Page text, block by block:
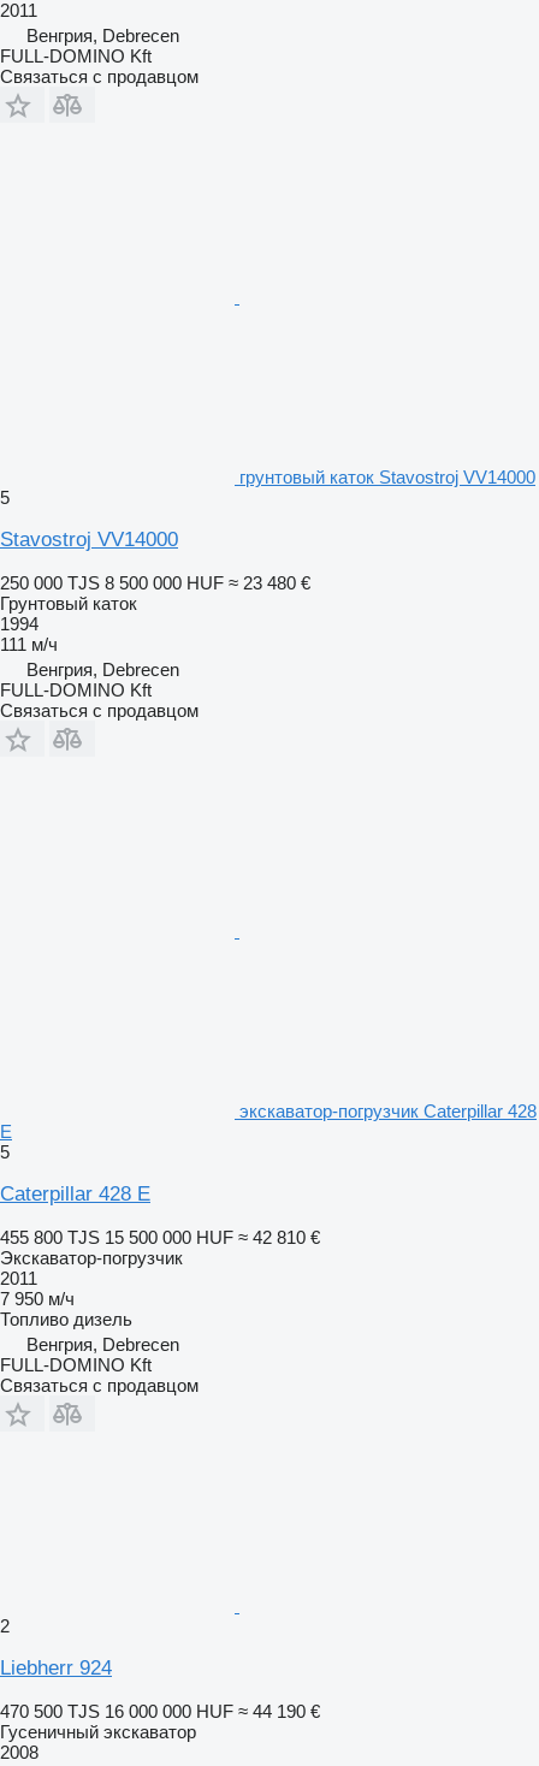
2011
Венгрия, Debrecen
FULL-DOMINO Kft
Связаться с продавцом
грунтовый каток Stavostroj VV14000
5
Stavostroj VV14000
250 000 TJS 8 500 000 HUF ≈ 23 480 €
Грунтовый каток
1994
111 м/ч
Венгрия, Debrecen
FULL-DOMINO Kft
Связаться с продавцом
экскаватор-погрузчик Caterpillar 428
E
5
Caterpillar 428 E
455 800 TJS 15 500 000 HUF ≈ 42 810 €
Экскаватор-погрузчик
2011
7 950 м/ч
Топливо дизель
Венгрия, Debrecen
FULL-DOMINO Kft
Связаться с продавцом
2
Liebherr 924
470 500 TJS 16 000 000 HUF ≈ 44 190 €
Гусеничный экскаватор
2008